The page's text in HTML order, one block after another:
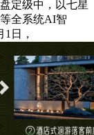
定级中，以七星
全系统AI智
日，